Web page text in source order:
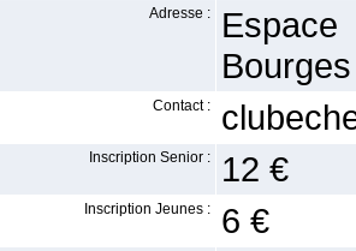
Adresse :
Espace
Bourges
Contact :
Inscription Senior : 12 €
Inscription Jeunes : 6 €